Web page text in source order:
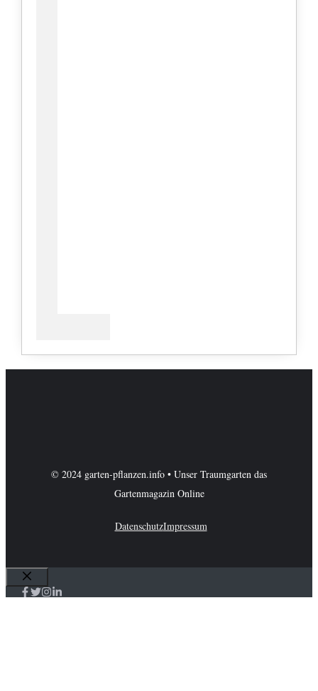
© 2024 garten-pflanzen.info • Unser Traumgarten das
Gartenmagazin Online
DatenschutzImpressum
Schließen